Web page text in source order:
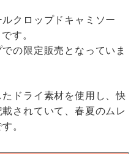
クロップドキャミソー
す。
の限定販売となっていま
ドライ素材を使用し、快
されていて、春夏のムレ
。